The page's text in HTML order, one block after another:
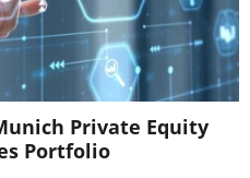
Private Equity
Portfolio